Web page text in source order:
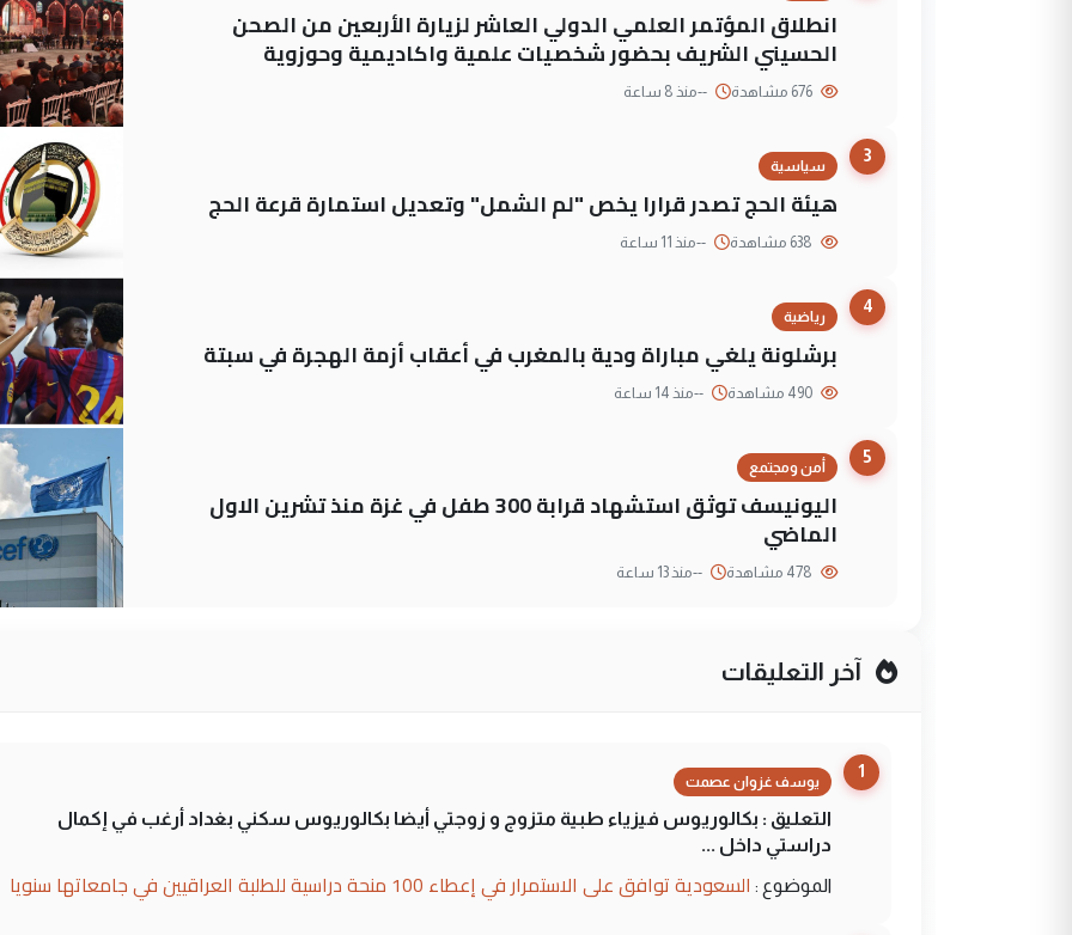
انطلاق المؤتمر العلمي الدولي العاشر لزيارة الأربعين من الصحن
الحسيني الشريف بحضور شخصيات علمية واكاديمية وحوزوية
--منذ 8 ساعة
3
سياسية
هيئة الحج تصدر قرارا يخص "لم الشمل" وتعديل استمارة قرعة الحج
--منذ 11 ساعة
4
رياضية
برشلونة يلغي مباراة ودية بالمغرب في أعقاب أزمة الهجرة في سبتة
--منذ 14 ساعة
5
أمن ومجتمع
اليونيسف توثق استشهاد قرابة 300 طفل في غزة منذ تشرين الاول
الماضي
--منذ 13 ساعة
آخر التعليقات
1
يوسف غزوان عصمت
التعليق : بكالوريوس فيزياء طبية متزوج و زوجتي أيضا بكالوريوس سكني بغداد أرغب في إكمال
دراستي داخل ...
الموضوع : السعودية توافق على الاستمرار في إعطاء 100 منحة دراسية للطلبة العراقيين في جامعاتها سنويا